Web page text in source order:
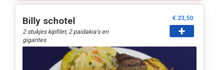
Billy schotel
2 stukjes kipfilet, 2 paidakia's en
gigantes
€ 23,50
+